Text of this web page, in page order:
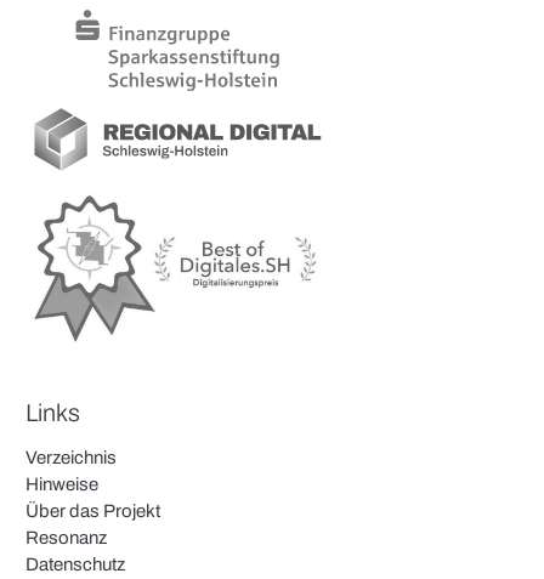
Links
Verzeichnis
Hinweise
Über das Projekt
Resonanz
Datenschutz